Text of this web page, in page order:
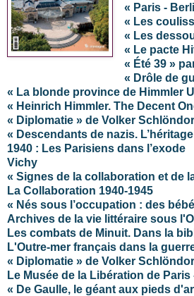
« Paris -
« Les
« Les
« Le pacte
« Été 39 »
« Drôle de
« La blonde province de Himmler
« Heinrich Himmler. The Decent
« Diplomatie » de Volker
« Descendants de nazis.
1940 : Les Parisiens dans l’exode
Vichy
« Signes de la collaboration et de
La Collaboration 1940-1945
« Nés sous l’occupation : des
Archives de la vie littéraire sous
Les combats de Minuit. Dans la
L'Outre-mer français dans la
« Diplomatie » de Volker
Le Musée de la Libération de
« De Gaulle, le géant aux pieds